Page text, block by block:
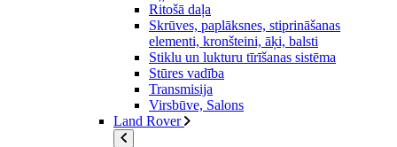
Ritošā daļa
Skrūves, paplāksnes, stiprināšanas
elementi, kronšteini, āķi, balsti
Stiklu un lukturu tīrīšanas sistēma
Stūres vadība
Transmisija
Virsbūve, Salons
Land Rover